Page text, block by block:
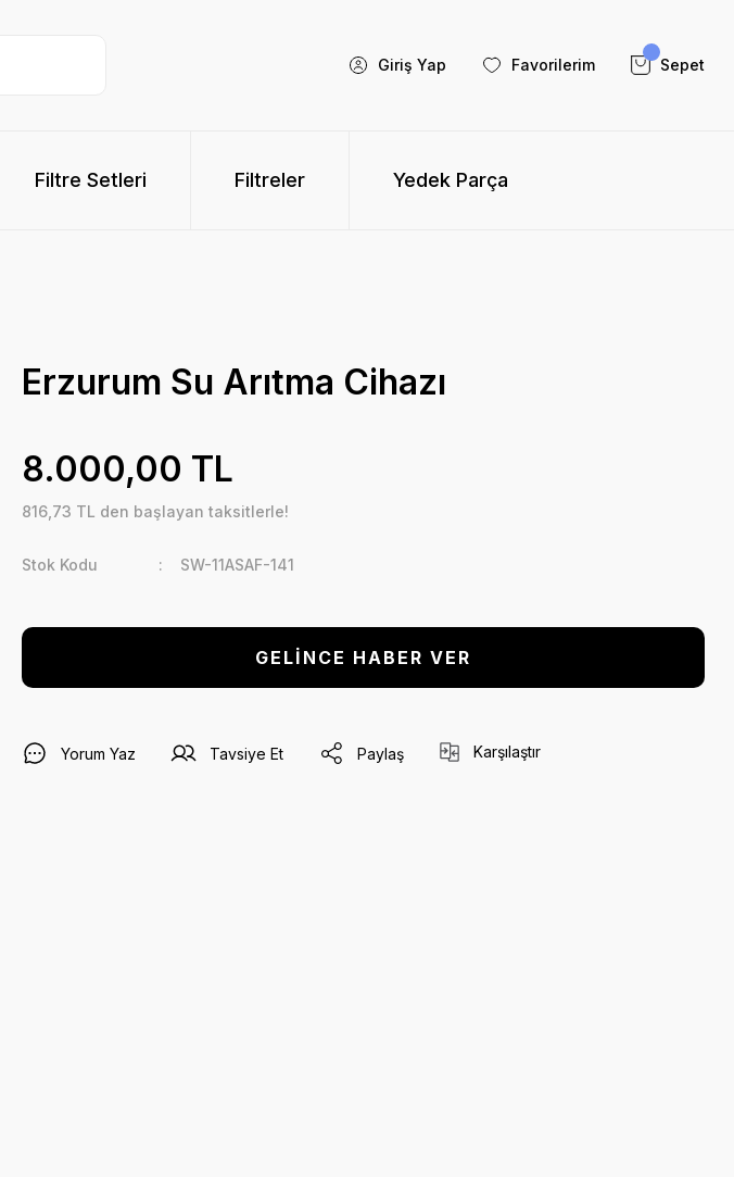
Giriş Yap Favorilerim Sepet
Filtre Setleri Filtreler Yedek Parça
Erzurum Su Arıtma Cihazı
8.000,00 TL
816,73 TL den başlayan taksitlerle!
Stok Kodu SW-11ASAF-141
GELİNCE HABER VER
Yorum Yaz Tavsiye Et Paylaş Karşılaştır